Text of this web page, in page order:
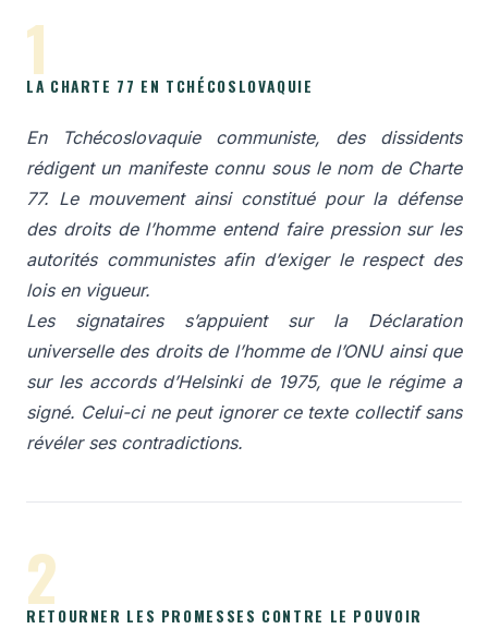
1
LA CHARTE 77 EN TCHÉCOSLOVAQUIE
En Tchécoslovaquie communiste, des dissidents
rédigent un manifeste connu sous le nom de Charte
77. Le mouvement ainsi constitué pour la défense
des droits de l’homme entend faire pression sur les
autorités communistes afin d’exiger le respect des
lois en vigueur.
Les signataires s’appuient sur la Déclaration
universelle des droits de l’homme de l’ONU ainsi que
sur les accords d’Helsinki de 1975, que le régime a
signé. Celui-ci ne peut ignorer ce texte collectif sans
révéler ses contradictions.
2
RETOURNER LES PROMESSES CONTRE LE POUVOIR